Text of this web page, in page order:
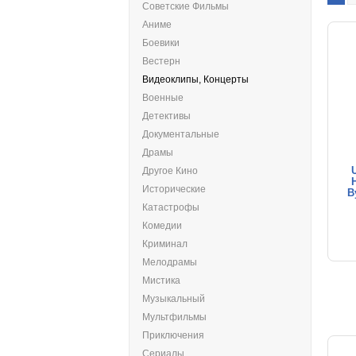
Советские Фильмы
Аниме
Боевики
Вестерн
Видеоклипы, Концерты
Военные
Детективы
Документальные
Драмы
Другое Кино
Исторические
Катастрофы
Комедии
Криминал
Мелодрамы
Мистика
Музыкальный
Мультфильмы
Приключения
Сериалы